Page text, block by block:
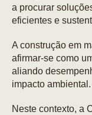
a procurar
eficientes e
A construção em
afirmar-se como
aliando
impacto ambiental.
Neste contexto, a